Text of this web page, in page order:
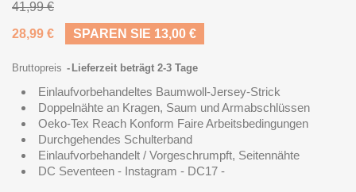
41,99 €
28,99 €
SPAREN SIE 13,00 €
Bruttopreis Lieferzeit beträgt 2-3 Tage
Einlaufvorbehandeltes Baumwoll-Jersey-Strick
Doppelnähte an Kragen, Saum und Armabschlüssen
Oeko-Tex Reach Konform Faire Arbeitsbedingungen
Durchgehendes Schulterband
Einlaufvorbehandelt / Vorgeschrumpft, Seitennähte
DC Seventeen - Instagram - DC17 -